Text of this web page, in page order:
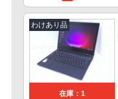
わけあり品
在庫：1